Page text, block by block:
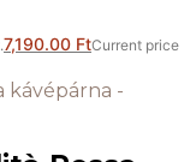
7,190.00 FtCurrent price